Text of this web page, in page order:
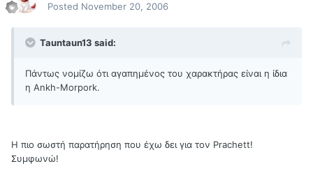
Posted November 20, 2006
Tauntaun13 said:
Πάντως νομίζω ότι αγαπημένος του χαρακτήρας είναι η ίδια
η Ankh-Morpork.
Η πιο σωστή παρατήρηση που έχω δει για τον Prachett!
Συμφωνώ!